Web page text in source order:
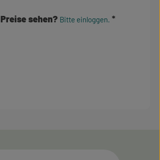
Preise sehen? Bitte einloggen.